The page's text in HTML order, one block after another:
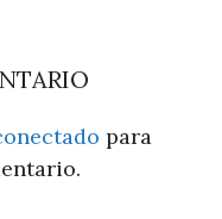
para